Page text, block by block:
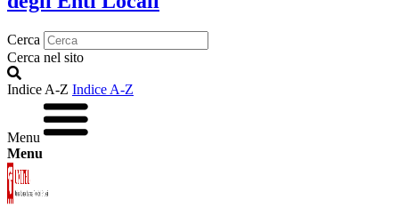
Cerca
Cerca nel sito
Indice A-Z Indice A-Z
Menu
Menu